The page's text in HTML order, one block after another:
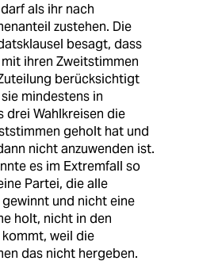
als ihr nach
zustehen. Die
besagt, dass
ihren Zweitstimmen
berücksichtigt
mindestens in
drei Wahlkreisen die
geholt hat und
nicht anzuwenden ist.
es im Extremfall so
Partei, die alle
gewinnt und nicht eine
holt, nicht in den
weil die
das nicht hergeben.